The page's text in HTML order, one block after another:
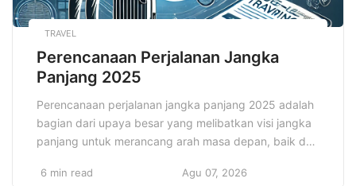
TRAVEL
Perencanaan Perjalanan Jangka
Panjang 2025
Perencanaan perjalanan jangka panjang 2025 adalah
bagian dari upaya besar yang melibatkan visi jangka
panjang untuk merancang arah masa depan, baik dari
infrastruktur. Fokus utama dalam perencanaan ini
6 min read Agu 07, 2026